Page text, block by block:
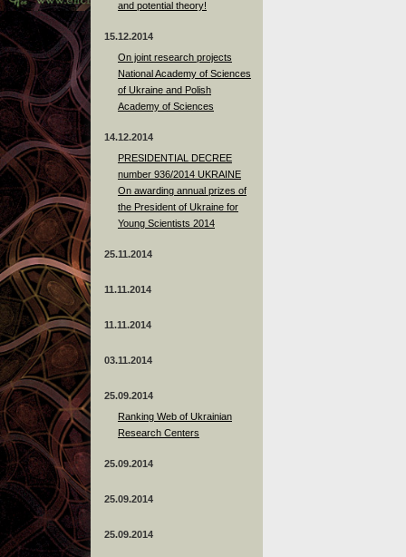
and potential theory!
15.12.2014
On joint research projects
National Academy of Sciences
of Ukraine and Polish
Academy of Sciences
14.12.2014
PRESIDENTIAL DECREE
number 936/2014 UKRAINE
On awarding annual prizes of
the President of Ukraine for
Young Scientists 2014
25.11.2014
11.11.2014
11.11.2014
03.11.2014
25.09.2014
Ranking Web of Ukrainian
Research Centers
25.09.2014
25.09.2014
25.09.2014